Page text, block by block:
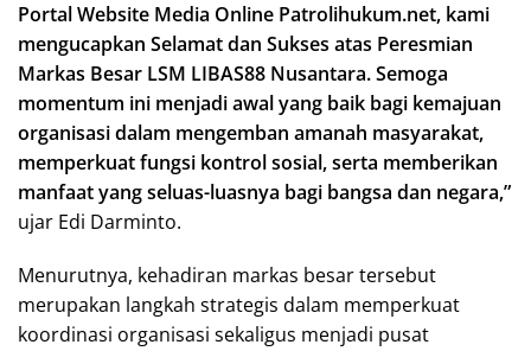
Portal Website Media Online Patrolihukum.net, kami
mengucapkan Selamat dan Sukses atas Peresmian
Markas Besar LSM LIBAS88 Nusantara. Semoga
momentum ini menjadi awal yang baik bagi kemajuan
organisasi dalam mengemban amanah masyarakat,
memperkuat fungsi kontrol sosial, serta memberikan
manfaat yang seluas-luasnya bagi bangsa dan negara,”
ujar Edi Darminto.
Menurutnya, kehadiran markas besar tersebut
merupakan langkah strategis dalam memperkuat
koordinasi organisasi sekaligus menjadi pusat